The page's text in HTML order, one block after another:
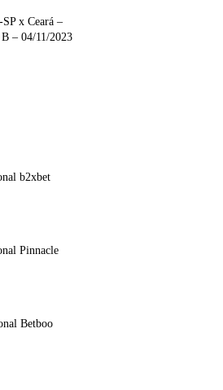
x Ceará –
– 04/11/2023
b2xbet
Pinnacle
Betboo